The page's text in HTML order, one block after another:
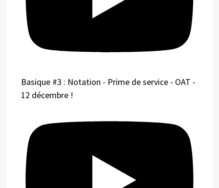
Basique #3 : Notation - Prime de service - OAT -
12 décembre !